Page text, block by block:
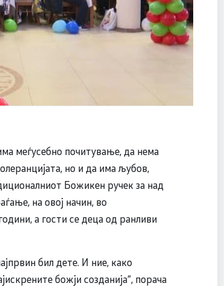
меѓусебно почитување, да нема
но и да има љубов,
Божикен ручек за над
на овој начин, во
а гости се деца од ранливи
бил дете. И ние, како
божји созданија“, порача